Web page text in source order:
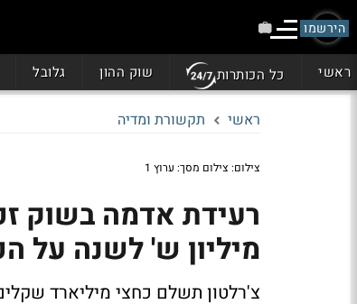
הירשמו
ראשי כל הכותרות שוק ההון גלובל
ראשי תקשורת ומדיה
צילום: צילום מסך: ערוץ 1
מיליון ש' לשנה על